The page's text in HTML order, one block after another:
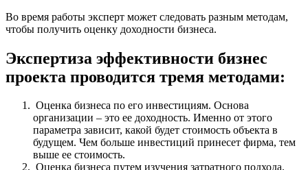
Во время работы эксперт может следовать разным методам,
чтобы получить оценку доходности бизнеса.
Экспертиза эффективности бизнес
проекта проводится тремя методами:
Оценка бизнеса по его инвестициям. Основа
организации – это ее доходность. Именно от этого
параметра зависит, какой будет стоимость объекта в
будущем. Чем больше инвестиций принесет фирма, тем
выше ее стоимость.
Оценка бизнеса путем изучения затратного подхода.